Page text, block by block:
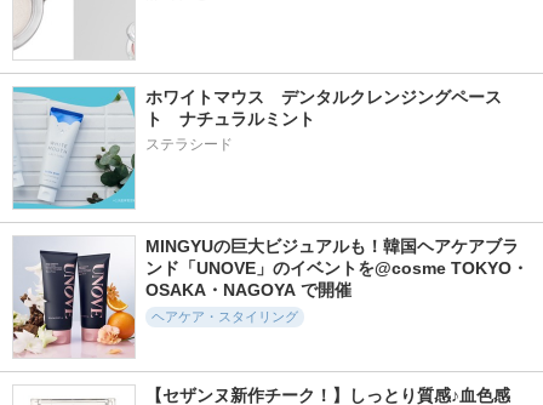
ホワイトマウス　デンタルクレンジングペース
ト　ナチュラルミント
ステラシード
MINGYUの巨大ビジュアルも！韓国ヘアケアブラ
ンド「UNOVE」のイベントを@cosme TOKYO・
OSAKA・NAGOYA で開催
ヘアケア・スタイリング
【セザンヌ新作チーク！】しっとり質感♪血色感